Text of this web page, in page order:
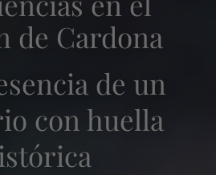
de Cardona
de un
con huella
2